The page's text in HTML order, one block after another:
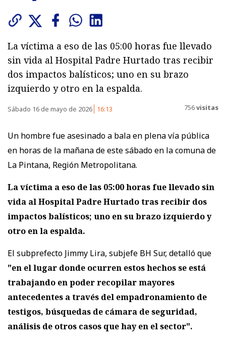
La víctima a eso de las 05:00 horas fue llevado
sin vida al Hospital Padre Hurtado tras recibir
dos impactos balísticos; uno en su brazo
izquierdo y otro en la espalda.
Sábado 16 de mayo de 2026 16:13 756visitas
Un hombre fue asesinado a bala en plena vía pública
en horas de la mañana de este sábado en la comuna de
La Pintana, Región Metropolitana.
La víctima a eso de las 05:00 horas fue llevado sin
vida al Hospital Padre Hurtado tras recibir dos
impactos balísticos; uno en su brazo izquierdo y
otro en la espalda.
El subprefecto Jimmy Lira, subjefe BH Sur, detalló que
"en el lugar donde ocurren estos hechos se está
trabajando en poder recopilar mayores
antecedentes a través del empadronamiento de
testigos, búsquedas de cámara de seguridad,
análisis de otros casos que hay en el sector".